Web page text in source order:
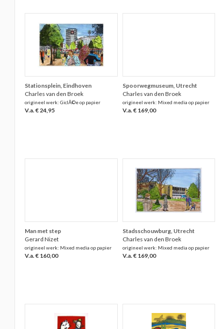
Stationsplein, Eindhoven
Charles van den Broek
origineel werk: GiclÃ©e op papier
V.a. € 24,95
Spoorwegmuseum, Utrecht
Charles van den Broek
origineel werk: Mixed media op papier
V.a. € 169,00
Man met step
Gerard Nizet
origineel werk: Mixed media op papier
V.a. € 160,00
Stadsschouwburg, Utrecht
Charles van den Broek
origineel werk: Mixed media op papier
V.a. € 169,00